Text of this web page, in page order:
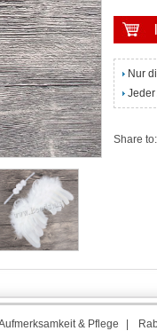
Nur
Jeder
Share to:
& Pflege